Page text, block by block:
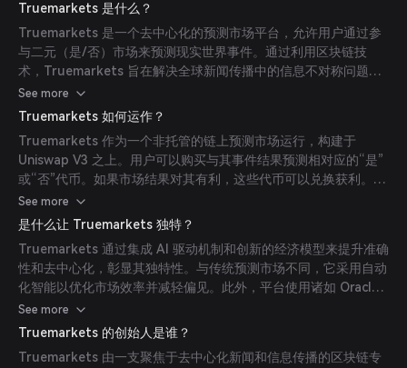
Truemarkets 是什么？
Truemarkets 是一个去中心化的预测市场平台，允许用户通过参
与二元（是/否）市场来预测现实世界事件。通过利用区块链技
术，Truemarkets 旨在解决全球新闻传播中的信息不对称问题，
提供一种透明且去中心化的方式来理解公众情绪。
See more
Truemarkets 如何运作？
Truemarkets 作为一个非托管的链上预测市场运行，构建于
Uniswap V3 之上。用户可以购买与其事件结果预测相对应的“是”
或“否”代币。如果市场结果对其有利，这些代币可以兑换获利。平
台融合了 AI 代理和人工预言机，以提升市场结算的准确性和去中
心化程度。
See more
是什么让 Truemarkets 独特？
Truemarkets 通过集成 AI 驱动机制和创新的经济模型来提升准确
性和去中心化，彰显其独特性。与传统预测市场不同，它采用自动
化智能以优化市场效率并减轻偏见。此外，平台使用诸如 Oracle
Patron NFT 等 NFT，为持有人提供治理权利和代币空投，促进
更积极的社区参与。
See more
Truemarkets 的创始人是谁？
Truemarkets 由一支聚焦于去中心化新闻和信息传播的区块链专